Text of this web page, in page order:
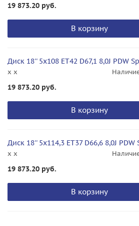
19 873.20 руб.
В корзину
Диск 18'' 5x108 ET42 D67,1 8,0J PDW
x x
19 873.20 руб.
В корзину
Диск 18'' 5x114,3 ET37 D66,6 8,0J PDW
x x
19 873.20 руб.
В корзину